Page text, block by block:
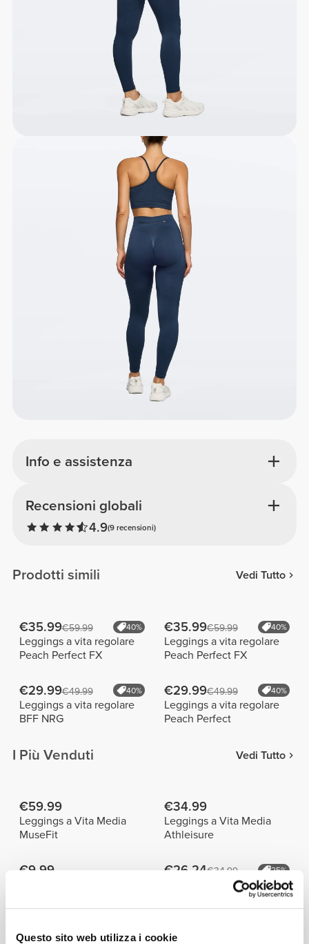
Questo sito web utilizza i cookie
Info e assistenza
Recensioni globali
4.9(9 recensioni)
Prodotti simili Vedi Tutto
€35.99€59.99 40%
Leggings a vita regolare
Peach Perfect FX
€35.99€59.99 40%
Leggings a vita regolare
Peach Perfect FX
€29.99€49.99 40%
Leggings a vita regolare
BFF NRG
€29.99€49.99 40%
Leggings a vita regolare
Peach Perfect
I Più Venduti Vedi Tutto
€59.99
Leggings a Vita Media
MuseFit
€34.99
Leggings a Vita Media
Athleisure
€9.99 €26.24€34.99 25%
Pantaloncini medi a vita
regolare Peach Perfect FX